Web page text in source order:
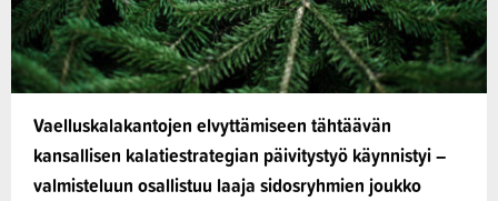
Vaelluskalakantojen elvyttämiseen tähtäävän
kansallisen kalatiestrategian päivitystyö käynnistyi –
valmisteluun osallistuu laaja sidosryhmien joukko